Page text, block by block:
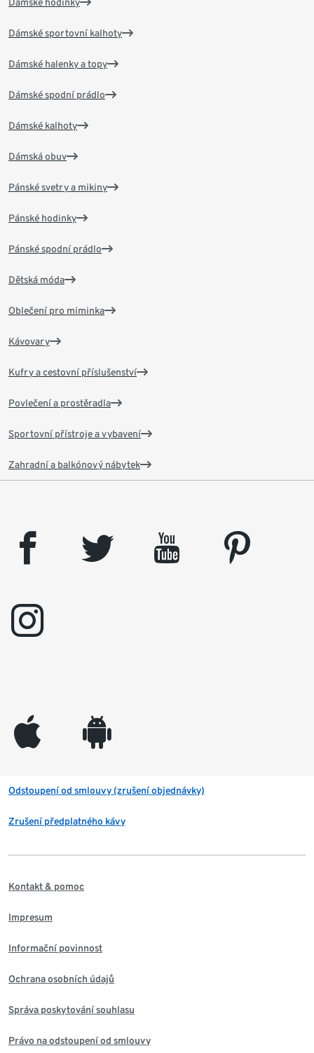
Dámské sportovní kalhoty
Dámské halenky a topy
Dámské spodní prádlo
Dámské kalhoty
Dámská obuv
Pánské svetry a mikiny
Pánské hodinky
Pánské spodní prádlo
Dětská móda
Oblečení pro miminka
Kávovary
Kufry a cestovní příslušenství
Povlečení a prostěradla
Sportovní přístroje a vybavení
Zahradní a balkónový nábytek
facebook twitter youtube
pinterest
instagram
appleinc android
Odstoupení od smlouvy (zrušení objednávky)
Zrušení předplatného kávy
Kontakt & pomoc
Impresum
Informační povinnost
Ochrana osobních údajů
Správa poskytování souhlasu
Právo na odstoupení od smlouvy